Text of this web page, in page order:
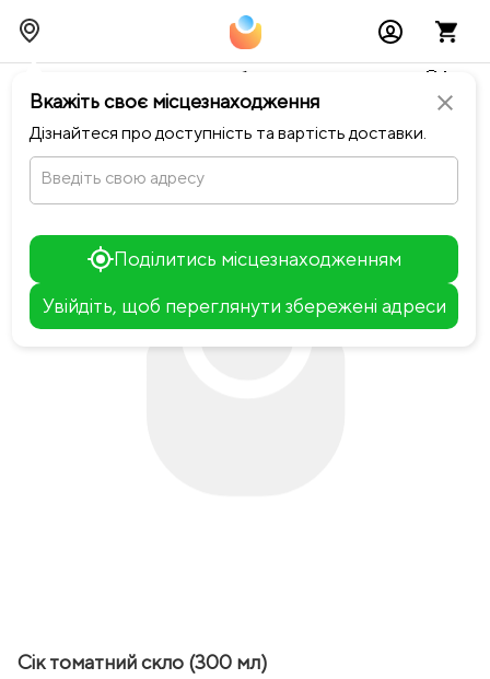
close
Вкажіть своє місцезнаходження
Дізнайтеся про доступність та вартість доставки.
Введіть свою адресу
Поділитись місцезнаходженням
Увійдіть, щоб переглянути збережені адреси
Тимчасово можливі перебої із онлайн оплатами🥺🔧
chevron_leftПовернутися до Merci
Сік томатний скло (300 мл)